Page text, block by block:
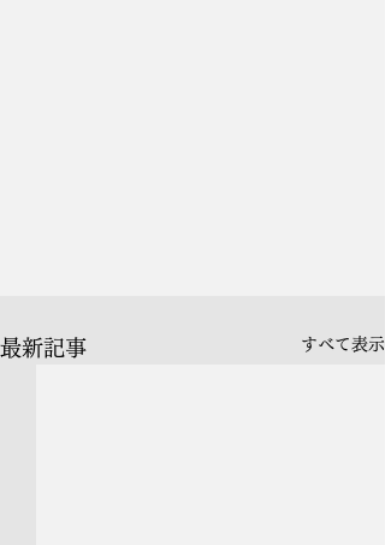
最新記事 すべて表示